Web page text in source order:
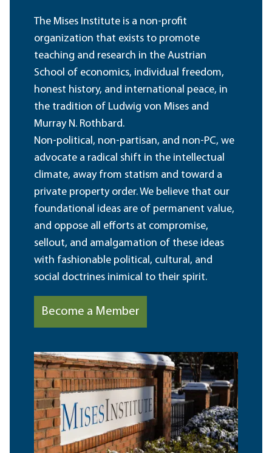
The Mises Institute is a non-profit
organization that exists to promote
teaching and research in the Austrian
School of economics, individual freedom,
honest history, and international peace, in
the tradition of Ludwig von Mises and
Murray N. Rothbard.
Non-political, non-partisan, and non-PC, we
advocate a radical shift in the intellectual
climate, away from statism and toward a
private property order. We believe that our
foundational ideas are of permanent value,
and oppose all efforts at compromise,
sellout, and amalgamation of these ideas
with fashionable political, cultural, and
social doctrines inimical to their spirit.
Become a Member